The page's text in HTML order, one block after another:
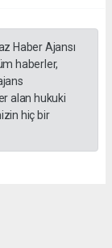
Haber Ajansı
haberler,
alan hukuki
hiç bir